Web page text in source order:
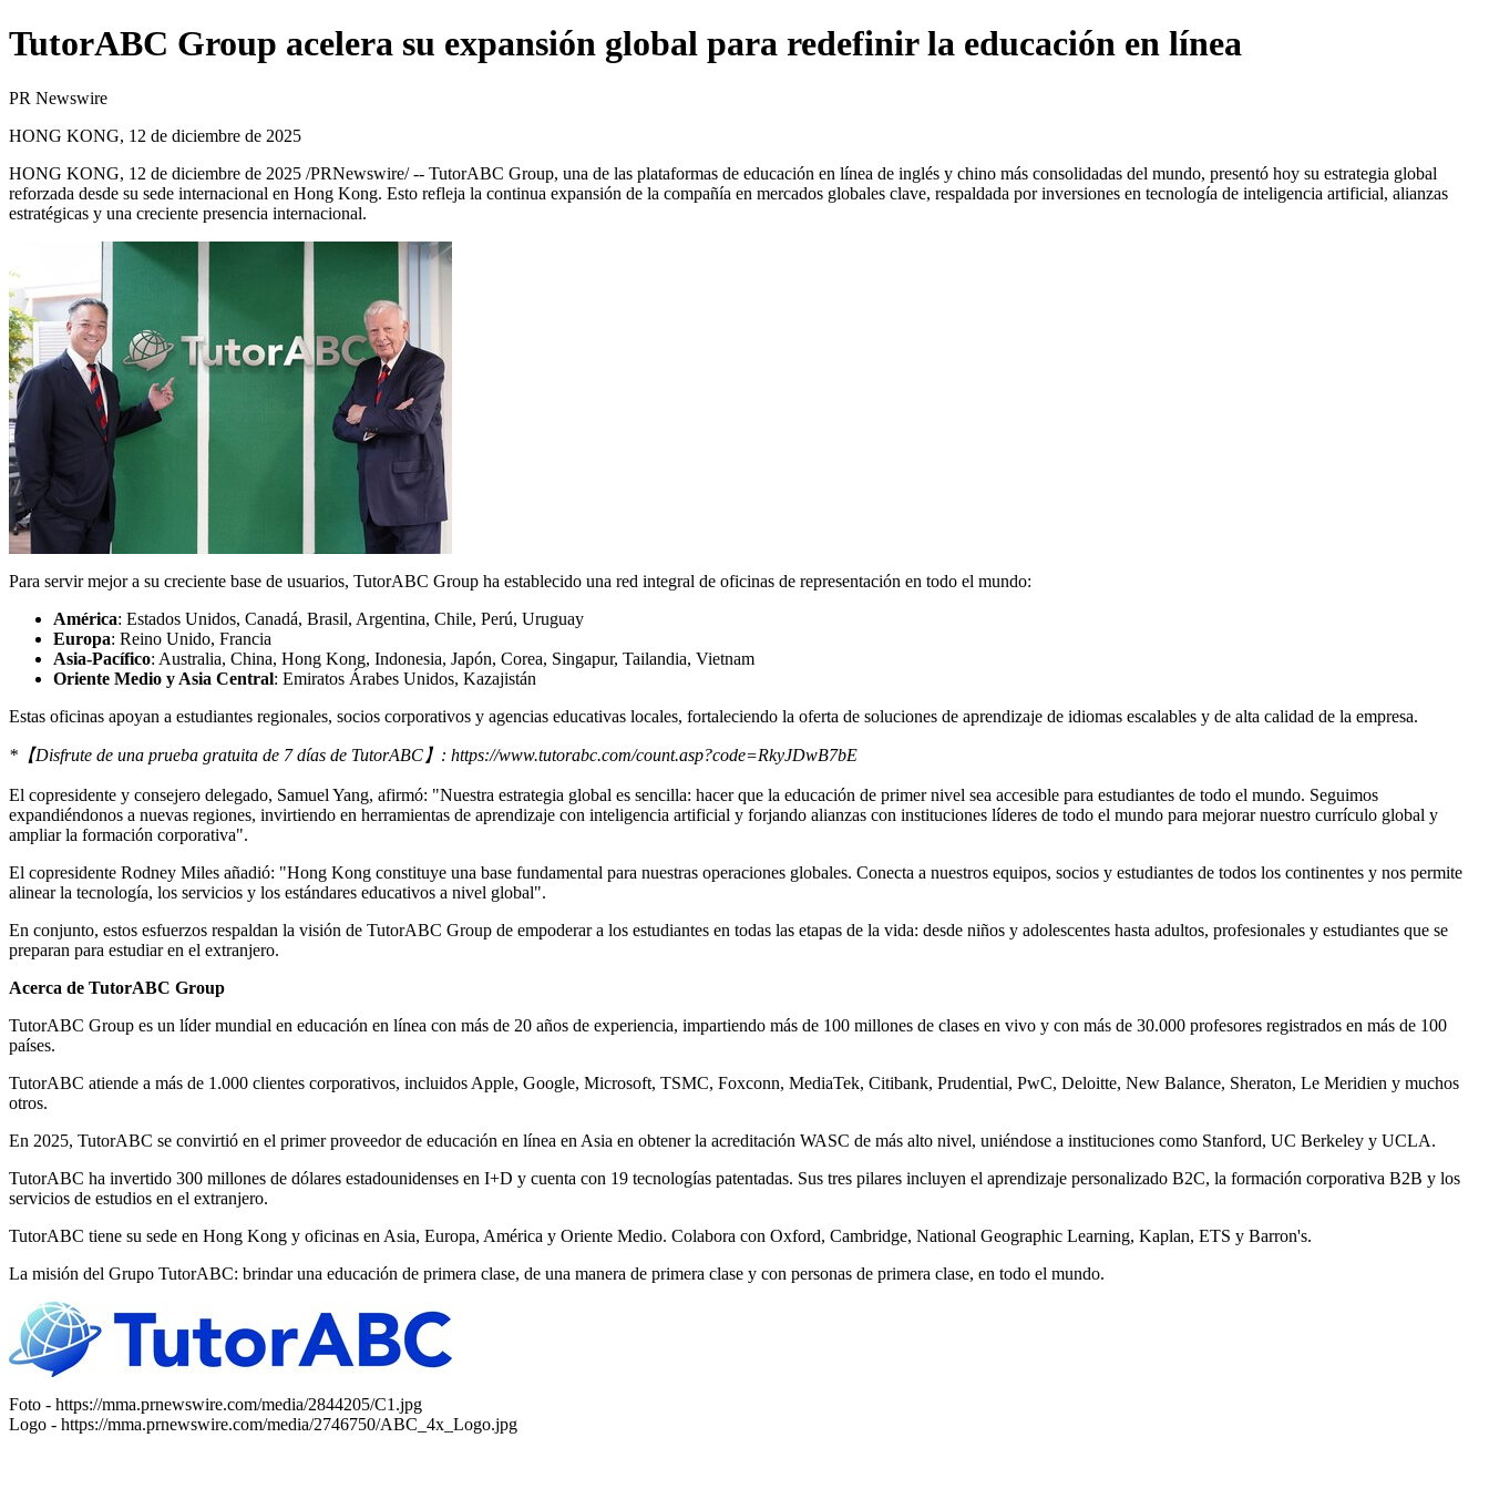
TutorABC Group acelera su expansión global para redefinir la educación en línea
PR Newswire
HONG KONG, 12 de diciembre de 2025
HONG KONG, 12 de diciembre de 2025 /PRNewswire/ -- TutorABC Group, una de las plataformas de educación en línea de inglés y chino más consolidadas del mundo, presentó hoy su estrategia global
reforzada desde su sede internacional en Hong Kong. Esto refleja la continua expansión de la compañía en mercados globales clave, respaldada por inversiones en tecnología de inteligencia artificial, alianzas
estratégicas y una creciente presencia internacional.
Para servir mejor a su creciente base de usuarios, TutorABC Group ha establecido una red integral de oficinas de representación en todo el mundo:
América: Estados Unidos, Canadá, Brasil, Argentina, Chile, Perú, Uruguay
Europa: Reino Unido, Francia
Asia-Pacífico: Australia, China, Hong Kong, Indonesia, Japón, Corea, Singapur, Tailandia, Vietnam
Oriente Medio y Asia Central: Emiratos Árabes Unidos, Kazajistán
Estas oficinas apoyan a estudiantes regionales, socios corporativos y agencias educativas locales, fortaleciendo la oferta de soluciones de aprendizaje de idiomas escalables y de alta calidad de la empresa.
* 【Disfrute de una prueba gratuita de 7 días de TutorABC 】 : https://www.tutorabc.com/count.asp?code=RkyJDwB7bE
El copresidente y consejero delegado, Samuel Yang, afirmó: "Nuestra estrategia global es sencilla: hacer que la educación de primer nivel sea accesible para estudiantes de todo el mundo. Seguimos
expandiéndonos a nuevas regiones, invirtiendo en herramientas de aprendizaje con inteligencia artificial y forjando alianzas con instituciones líderes de todo el mundo para mejorar nuestro currículo global y
ampliar la formación corporativa".
El copresidente Rodney Miles añadió: "Hong Kong constituye una base fundamental para nuestras operaciones globales. Conecta a nuestros equipos, socios y estudiantes de todos los continentes y nos permite
alinear la tecnología, los servicios y los estándares educativos a nivel global".
En conjunto, estos esfuerzos respaldan la visión de TutorABC Group de empoderar a los estudiantes en todas las etapas de la vida: desde niños y adolescentes hasta adultos, profesionales y estudiantes que se
preparan para estudiar en el extranjero.
Acerca de TutorABC Group
TutorABC Group es un líder mundial en educación en línea con más de 20 años de experiencia, impartiendo más de 100 millones de clases en vivo y con más de 30.000 profesores registrados en más de 100
países.
TutorABC atiende a más de 1.000 clientes corporativos, incluidos Apple, Google, Microsoft, TSMC, Foxconn, MediaTek, Citibank, Prudential, PwC, Deloitte, New Balance, Sheraton, Le Meridien y muchos
otros.
En 2025, TutorABC se convirtió en el primer proveedor de educación en línea en Asia en obtener la acreditación WASC de más alto nivel, uniéndose a instituciones como Stanford, UC Berkeley y UCLA.
TutorABC ha invertido 300 millones de dólares estadounidenses en I+D y cuenta con 19 tecnologías patentadas. Sus tres pilares incluyen el aprendizaje personalizado B2C, la formación corporativa B2B y los
servicios de estudios en el extranjero.
TutorABC tiene su sede en Hong Kong y oficinas en Asia, Europa, América y Oriente Medio. Colabora con Oxford, Cambridge, National Geographic Learning, Kaplan, ETS y Barron's.
La misión del Grupo TutorABC: brindar una educación de primera clase, de una manera de primera clase y con personas de primera clase, en todo el mundo.
Foto - https://mma.prnewswire.com/media/2844205/C1.jpg
Logo - https://mma.prnewswire.com/media/2746750/ABC_4x_Logo.jpg